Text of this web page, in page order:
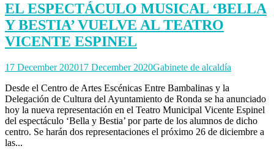
EL ESPECTÁCULO MUSICAL ‘BELLA
Y BESTIA’ VUELVE AL TEATRO
VICENTE ESPINEL
17 December 202017 December 2020Gabinete de alcaldía
Desde el Centro de Artes Escénicas Entre Bambalinas y la
Delegación de Cultura del Ayuntamiento de Ronda se ha anunciado
hoy la nueva representación en el Teatro Municipal Vicente Espinel
del espectáculo ‘Bella y Bestia’ por parte de los alumnos de dicho
centro. Se harán dos representaciones el próximo 26 de diciembre a
las...